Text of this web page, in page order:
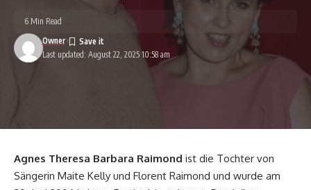
Last updated: August 22, 2025 10:58 am
Owner
6 Min Read
Agnes Theresa Barbara Raimond ist die Tochter von
Sängerin Maite Kelly und Florent Raimond und wurde am